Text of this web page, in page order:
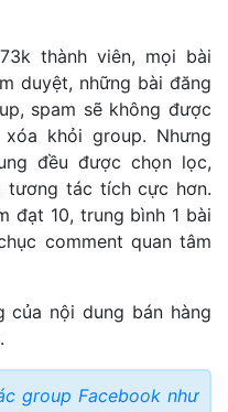
thành viên, mọi bài
duyệt, những bài đăng
spam sẽ không được
khỏi group. Nhưng
đều được chọn lọc,
tương tác tích cực hơn.
đạt 10, trung bình 1 bài
comment quan tâm
của nội dung bán hàng
group Facebook như